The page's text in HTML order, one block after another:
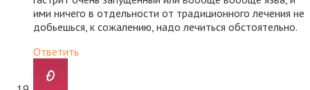
ими ничего в отдельности от традиционного лечения не
добьешься, к сожалению, надо лечиться обстоятельно.
Ответить